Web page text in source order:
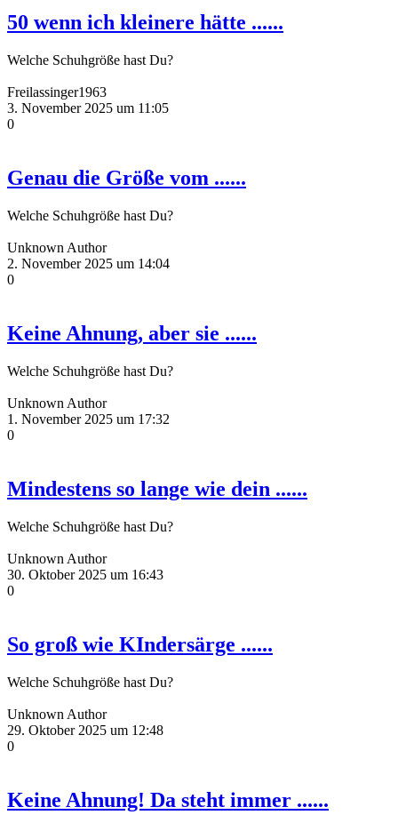
50 wenn ich kleinere hätte ......
Welche Schuhgröße hast Du?
Freilassinger1963
3. November 2025 um 11:05
0
Genau die Größe vom ......
Welche Schuhgröße hast Du?
Unknown Author
2. November 2025 um 14:04
0
Keine Ahnung, aber sie ......
Welche Schuhgröße hast Du?
Unknown Author
1. November 2025 um 17:32
0
Mindestens so lange wie dein ......
Welche Schuhgröße hast Du?
Unknown Author
30. Oktober 2025 um 16:43
0
So groß wie KIndersärge ......
Welche Schuhgröße hast Du?
Unknown Author
29. Oktober 2025 um 12:48
0
Keine Ahnung! Da steht immer ......